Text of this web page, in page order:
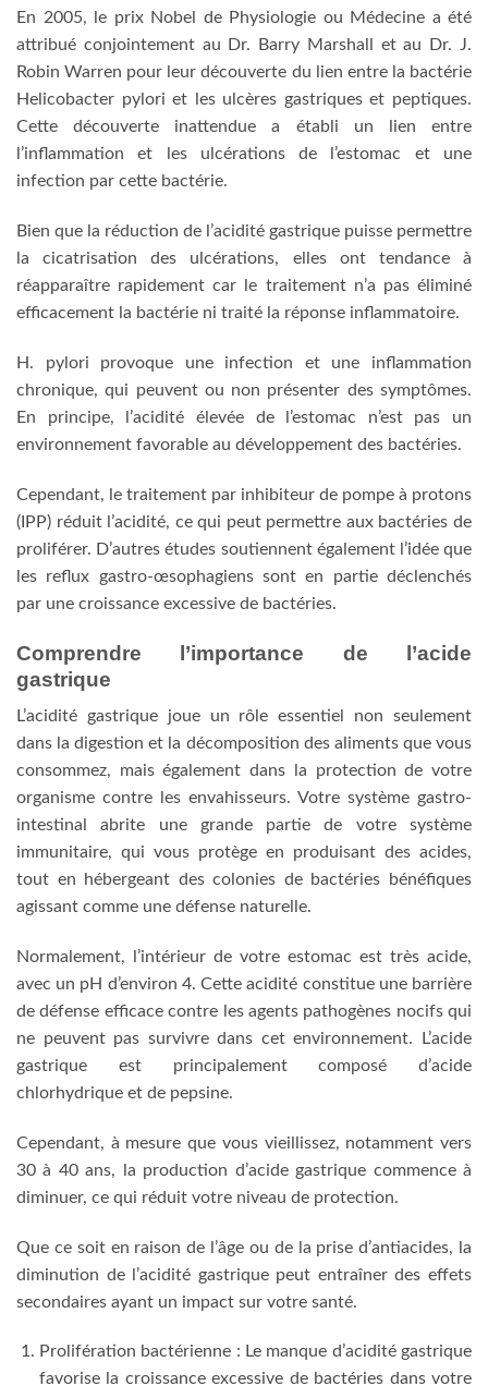
En 2005, le prix Nobel de Physiologie ou Médecine a été
attribué conjointement au Dr. Barry Marshall et au Dr. J.
Robin Warren pour leur découverte du lien entre la bactérie
Helicobacter pylori et les ulcères gastriques et peptiques.
Cette découverte inattendue a établi un lien entre
l’inflammation et les ulcérations de l’estomac et une
infection par cette bactérie.
Bien que la réduction de l’acidité gastrique puisse permettre
la cicatrisation des ulcérations, elles ont tendance à
réapparaître rapidement car le traitement n’a pas éliminé
efficacement la bactérie ni traité la réponse inflammatoire.
H. pylori provoque une infection et une inflammation
chronique, qui peuvent ou non présenter des symptômes.
En principe, l’acidité élevée de l’estomac n’est pas un
environnement favorable au développement des bactéries.
Cependant, le traitement par inhibiteur de pompe à protons
(IPP) réduit l’acidité, ce qui peut permettre aux bactéries de
proliférer. D’autres études soutiennent également l’idée que
les reflux gastro-œsophagiens sont en partie déclenchés
par une croissance excessive de bactéries.
Comprendre l’importance de l’acide
gastrique
L’acidité gastrique joue un rôle essentiel non seulement
dans la digestion et la décomposition des aliments que vous
consommez, mais également dans la protection de votre
organisme contre les envahisseurs. Votre système gastro-
intestinal abrite une grande partie de votre système
immunitaire, qui vous protège en produisant des acides,
tout en hébergeant des colonies de bactéries bénéfiques
agissant comme une défense naturelle.
Normalement, l’intérieur de votre estomac est très acide,
avec un pH d’environ 4. Cette acidité constitue une barrière
de défense efficace contre les agents pathogènes nocifs qui
ne peuvent pas survivre dans cet environnement. L’acide
gastrique est principalement composé d’acide
chlorhydrique et de pepsine.
Cependant, à mesure que vous vieillissez, notamment vers
30 à 40 ans, la production d’acide gastrique commence à
diminuer, ce qui réduit votre niveau de protection.
Que ce soit en raison de l’âge ou de la prise d’antiacides, la
diminution de l’acidité gastrique peut entraîner des effets
secondaires ayant un impact sur votre santé.
Prolifération bactérienne : Le manque d’acidité gastrique
favorise la croissance excessive de bactéries dans votre